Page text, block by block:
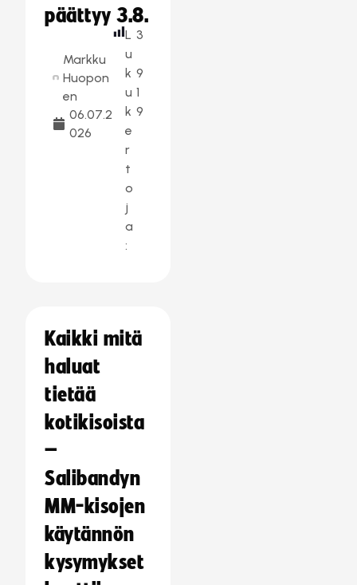
päättyy 3.8.
Markku
Huopon
en
06.07.2
026
L
u
k
u
k
e
r
t
o
j
a
:
3
9
1
9
Kaikki mitä
haluat
tietää
kotikisoista
–
Salibandyn
MM-kisojen
käytännön
kysymykset